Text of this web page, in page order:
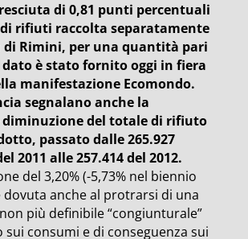
di 0,81 punti percentuali
rifiuti raccolta separatamente
di Rimini, per una quantità pari
dato è stato fornito oggi in fiera
manifestazione Ecomondo.
segnalano anche la
diminuzione del totale di rifiuto
passato dalle 265.927
2011 alle 257.414 del 2012.
del 3,20% (-5,73% nel biennio
dovuta anche al protrarsi di una
più definibile “congiunturale”
sui consumi e di conseguenza sui